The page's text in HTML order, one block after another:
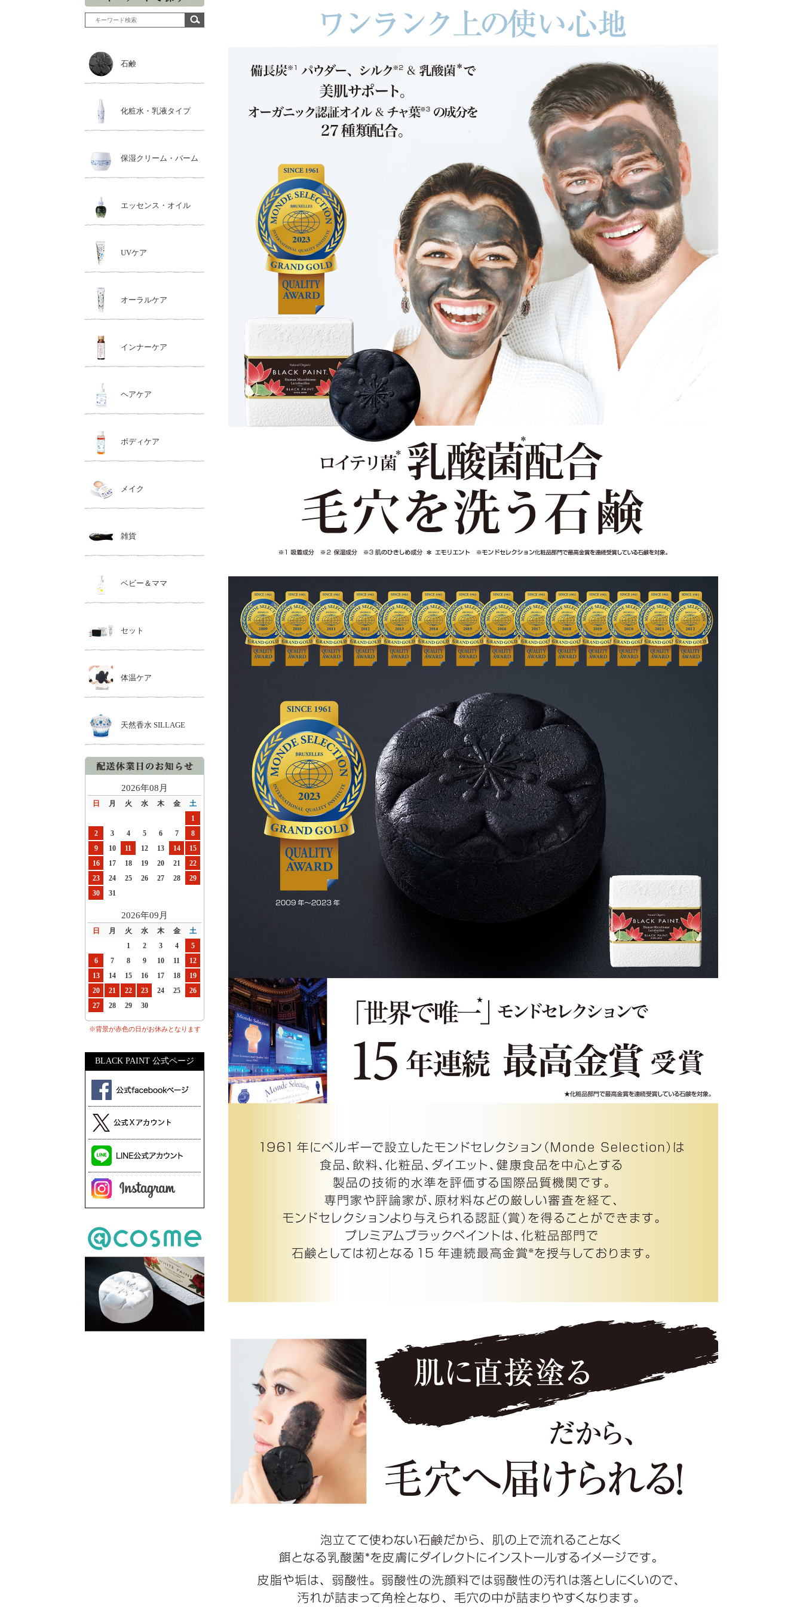
石鹸
化粧水・乳液タイプ
保湿クリーム・バーム
エッセンス・オイル
UVケア
オーラルケア
インナーケア
ヘアケア
ボディケア
メイク
雑貨
ベビー＆ママ
セット
体温ケア
天然香水 SILLAGE
2026年08月
日 月 火 水 木 金
土
1
2
3 4 5 6 7
8
9
10 11 12 13 14
15
16
17 18 19 20 21
22
23
24 25 26 27 28
29
30
31
2026年09月
日 月 火 水 木 金
土
1
2 3 4
5
6
7 8 9 10 11
12
13
14 15 16 17 18
19
20
21 22 23 24 25
26
27
28 29 30
※背景が赤色の日がお休みとなります
BLACK PAINT 公式ページ